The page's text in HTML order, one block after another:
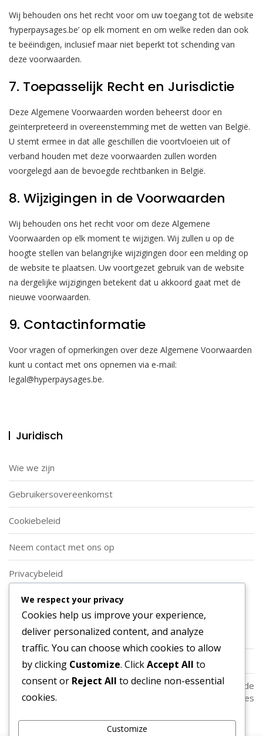
Wij behouden ons het recht voor om uw toegang tot de website
‘hyperpaysages.be’ op elk moment en om welke reden dan ook
te beëindigen, inclusief maar niet beperkt tot schending van
deze voorwaarden.
7. Toepasselijk Recht en Jurisdictie
Deze Algemene Voorwaarden worden beheerst door en
geïnterpreteerd in overeenstemming met de wetten van België.
U stemt ermee in dat alle geschillen die voortvloeien uit of
verband houden met deze voorwaarden zullen worden
voorgelegd aan de bevoegde rechtbanken in België.
8. Wijzigingen in de Voorwaarden
Wij behouden ons het recht voor om deze Algemene
Voorwaarden op elk moment te wijzigen. Wij zullen u op de
hoogte stellen van belangrijke wijzigingen door een melding op
de website te plaatsen. Uw voortgezet gebruik van de website
na dergelijke wijzigingen betekent dat u akkoord gaat met de
nieuwe voorwaarden.
9. Contactinformatie
Voor vragen of opmerkingen over deze Algemene Voorwaarden
kunt u contact met ons opnemen via e-mail:
legal@hyperpaysages.be.
Juridisch
Wie we zijn
Gebruikersovereenkomst
Cookiebeleid
Neem contact met ons op
Privacybeleid
Categorieën
Soorten Aanvallende Voetbalformaties
Spelersrollen in Aanvallende Voetbalformaties
Strategische Toepassingen van Aanvallende
Voetbalformaties
We respect your privacy
Cookies help us improve your experience,
deliver personalized content, and analyze
traffic. You can choose which cookies to allow
by clicking Customize. ClickAccept All to
consent or Reject All to decline non-essential
cookies.
Customize